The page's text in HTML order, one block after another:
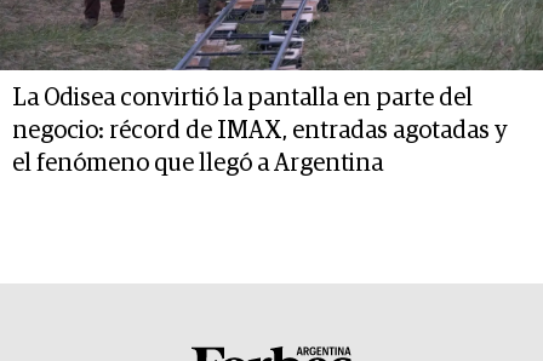
La Odisea convirtió la pantalla en parte del
negocio: récord de IMAX, entradas agotadas y
el fenómeno que llegó a Argentina